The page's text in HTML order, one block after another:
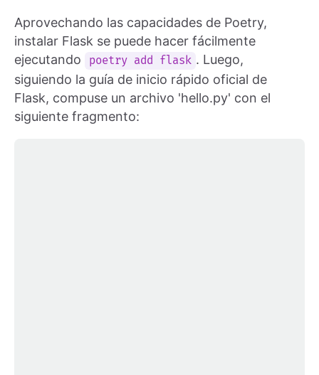
Aprovechando las capacidades de Poetry,
instalar Flask se puede hacer fácilmente
ejecutando
poetry add flask . Luego,
siguiendo la guía de inicio rápido oficial de
Flask, compuse un archivo 'hello.py' con el
siguiente fragmento: